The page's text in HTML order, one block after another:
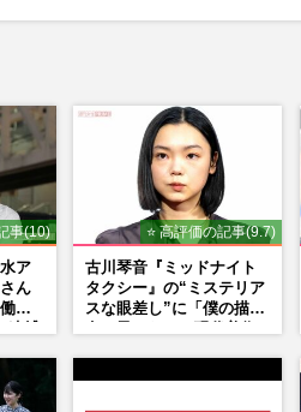
u
事(10)
ア
ん
い
⭐ 高評価の記事(9.7)
古川琴音『ミッドナイト
タクシー』の“ミステリア
スな眼差し”に「僕の描く